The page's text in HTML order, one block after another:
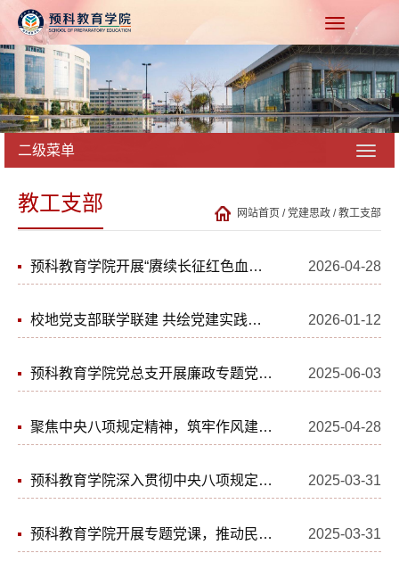
二级菜单
教工支部 网站首页 / 党建思政 /教工支部
预科教育学院开展“赓续长征红色血脉 铸牢中华民族共同体意识”主题教育活动 2026-04-28
校地党支部联学联建 共绘党建实践新图景 ——预科教育学院教工党支部与郝家湾村党支部开展主题活动 2026-01-12
预科教育学院党总支开展廉政专题党课及廉政谈话活动 2025-06-03
聚焦中央八项规定精神，筑牢作风建设思想根基——预科教育学院教工党支部开展专题党课学习 2025-04-28
预科教育学院深入贯彻中央八项规定精神学习教育全面启动 2025-03-31
预科教育学院开展专题党课，推动民族工作理论学习走深走实 2025-03-31